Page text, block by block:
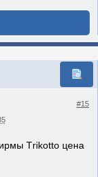
#15
Тrikоttо цена